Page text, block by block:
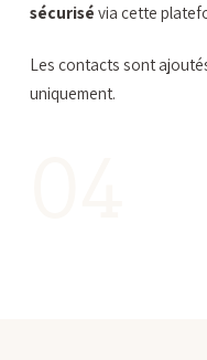
sécurisé via cette
Les contacts sont
uniquement.